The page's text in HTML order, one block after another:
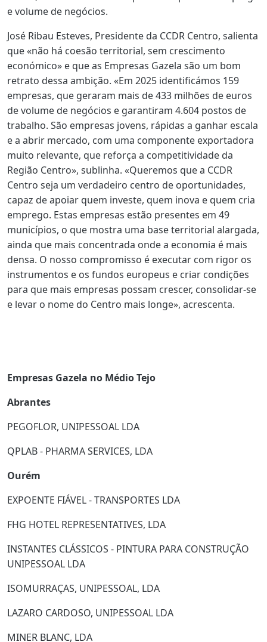
e volume de negócios.
José Ribau Esteves, Presidente da CCDR Centro, salienta
que «não há coesão territorial, sem crescimento
económico» e que as Empresas Gazela são um bom
retrato dessa ambição. «Em 2025 identificámos 159
empresas, que geraram mais de 433 milhões de euros
de volume de negócios e garantiram 4.604 postos de
trabalho. São empresas jovens, rápidas a ganhar escala
e a abrir mercado, com uma componente exportadora
muito relevante, que reforça a competitividade da
Região Centro», sublinha. «Queremos que a CCDR
Centro seja um verdadeiro centro de oportunidades,
capaz de apoiar quem investe, quem inova e quem cria
emprego. Estas empresas estão presentes em 49
municípios, o que mostra uma base territorial alargada,
ainda que mais concentrada onde a economia é mais
densa. O nosso compromisso é executar com rigor os
instrumentos e os fundos europeus e criar condições
para que mais empresas possam crescer, consolidar-se
e levar o nome do Centro mais longe», acrescenta.
Empresas Gazela no Médio Tejo
Abrantes
PEGOFLOR, UNIPESSOAL LDA
QPLAB - PHARMA SERVICES, LDA
Ourém
EXPOENTE FIÁVEL - TRANSPORTES LDA
FHG HOTEL REPRESENTATIVES, LDA
INSTANTES CLÁSSICOS - PINTURA PARA CONSTRUÇÃO
UNIPESSOAL LDA
ISOMURRAÇAS, UNIPESSOAL, LDA
LAZARO CARDOSO, UNIPESSOAL LDA
MINER BLANC, LDA